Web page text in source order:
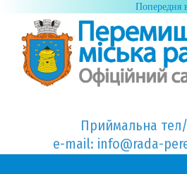
Попередня
Приймальна
e-mail: info@rada-